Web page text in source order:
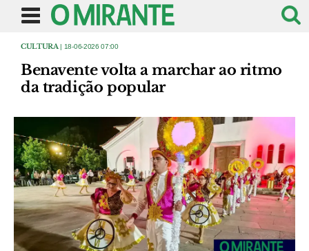
CULTURA | 18-06-2026 07:00
Benavente volta a marchar ao ritmo
da tradição popular